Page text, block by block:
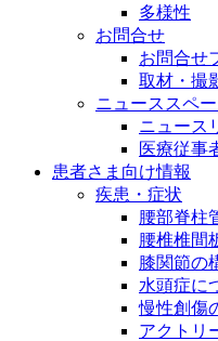
多様性
お問合せ
お問合せ
取材・撮
ニューススペ
ニュース
医療従事
患者さま向け情報
疾患・症状
腰部脊柱
腰椎椎間
膝関節の
水頭症に
慢性創傷
アクトリ